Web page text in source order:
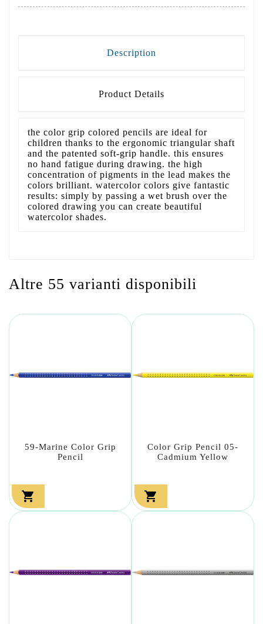
Description
Product Details
the color grip colored pencils are ideal for
children thanks to the ergonomic triangular shaft
and the patented soft-grip handle. this ensures
no hand fatigue during drawing. the high
concentration of pigments in the lead makes the
colors brilliant. watercolor colors give fantastic
results: simply by passing a wet brush over the
colored drawing you can create beautiful
watercolor shades.
Altre 55 varianti disponibili
59-Marine Color Grip
Pencil

Color Grip Pencil 05-
Cadmium Yellow
